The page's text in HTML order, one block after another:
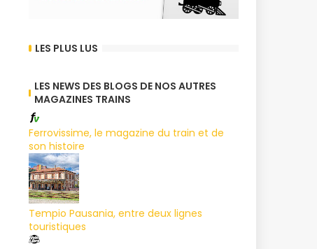
LES PLUS LUS
LES NEWS DES BLOGS DE NOS AUTRES
MAGAZINES TRAINS
Ferrovissime, le magazine du train et de
son histoire
Tempio Pausania, entre deux lignes
touristiques